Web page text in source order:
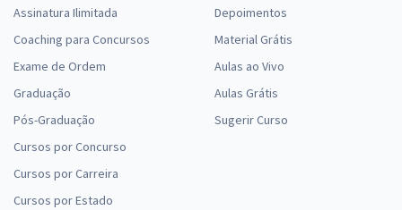
Assinatura Ilimitada
Coaching para Concursos
Exame de Ordem
Graduação
Pós-Graduação
Cursos por Concurso
Cursos por Carreira
Cursos por Estado
Depoimentos
Material Grátis
Aulas ao Vivo
Aulas Grátis
Sugerir Curso